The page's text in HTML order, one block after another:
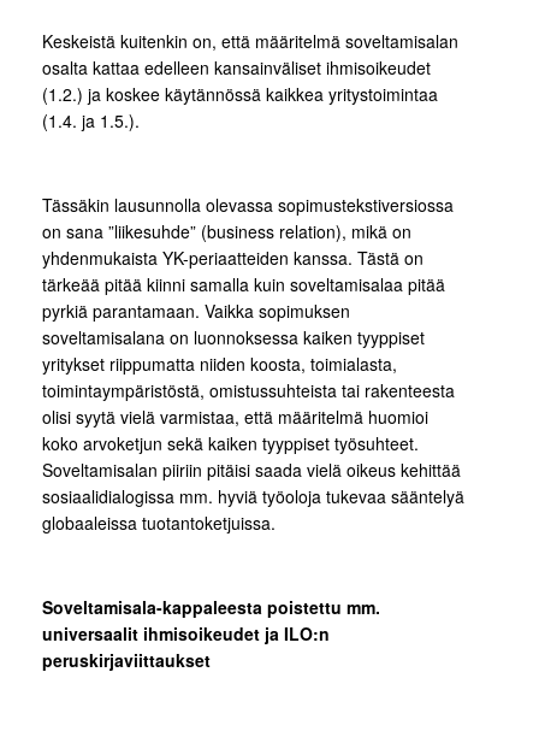
Keskeistä kuitenkin on, että määritelmä soveltamisalan
osalta kattaa edelleen kansainväliset ihmisoikeudet
(1.2.) ja koskee käytännössä kaikkea yritystoimintaa
(1.4. ja 1.5.).
Tässäkin lausunnolla olevassa sopimustekstiversiossa
on sana ”liikesuhde” (business relation), mikä on
yhdenmukaista YK-periaatteiden kanssa. Tästä on
tärkeää pitää kiinni samalla kuin soveltamisalaa pitää
pyrkiä parantamaan. Vaikka sopimuksen
soveltamisalana on luonnoksessa kaiken tyyppiset
yritykset riippumatta niiden koosta, toimialasta,
toimintaympäristöstä, omistussuhteista tai rakenteesta
olisi syytä vielä varmistaa, että määritelmä huomioi
koko arvoketjun sekä kaiken tyyppiset työsuhteet.
Soveltamisalan piiriin pitäisi saada vielä oikeus kehittää
sosiaalidialogissa mm. hyviä työoloja tukevaa sääntelyä
globaaleissa tuotantoketjuissa.
Soveltamisala-kappaleesta poistettu mm.
universaalit ihmisoikeudet ja ILO:n
peruskirjaviittaukset